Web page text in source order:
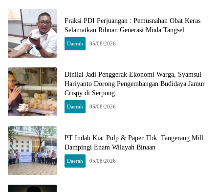
Fraksi PDI Perjuangan : Pemusnahan Obat Keras
Selamatkan Ribuan Generasi Muda Tangsel
Daerah 05/08/2026
Dinilai Jadi Penggerak Ekonomi Warga, Syamsul
Hariyanto Dorong Pengembangan Budidaya Jamur
Crispy di Serpong
Daerah 05/08/2026
PT Indah Kiat Pulp & Paper Tbk. Tangerang Mill
Dampingi Enam Wilayah Binaan
Daerah 05/08/2026